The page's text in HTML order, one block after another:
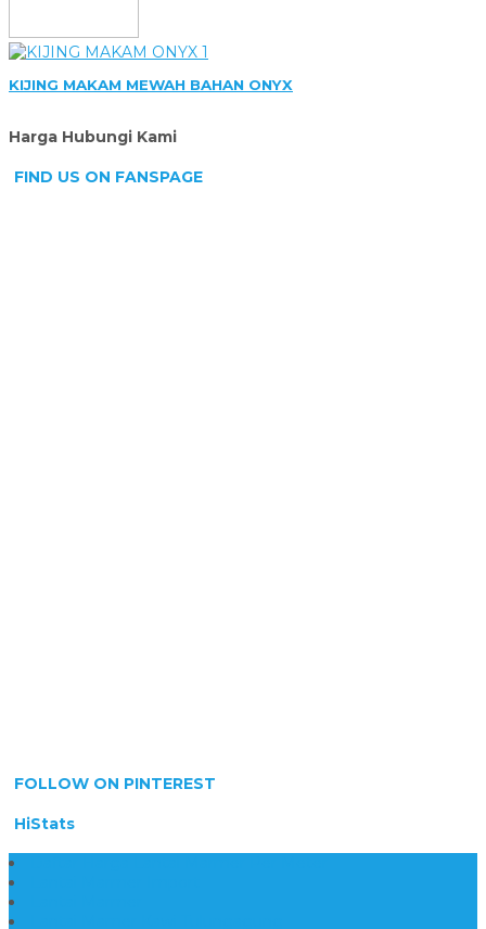
KIJING MAKAM MEWAH BAHAN ONYX
Harga Hubungi Kami
FIND US ON FANSPAGE
FOLLOW ON PINTEREST
HiStats